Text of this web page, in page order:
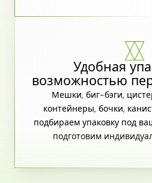
Удобная
возможностью
Мешки, биг-бэги,
контейнеры, бочки,
подбираем упаковку под
подготовим